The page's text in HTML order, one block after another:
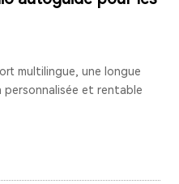
multilingue, une longue
et rentable